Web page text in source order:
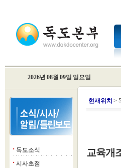
2026년 08월 09일 일요일
■ 독도소식
■ 시사초점
현재위치 >
교육개